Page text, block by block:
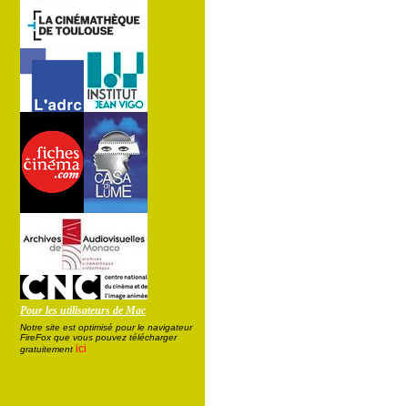
Pour les utilisateurs de Mac
Notre site est optimisé pour le navigateur
FireFox que vous pouvez télécharger
gratuitement ici